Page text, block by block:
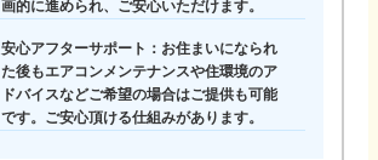
画的に進められ、ご安心いただけます。
安心アフターサポート：お住まいになられ
た後もエアコンメンテナンスや住環境のア
ドバイスなどご希望の場合はご提供も可能
です。ご安心頂ける仕組みがあります。